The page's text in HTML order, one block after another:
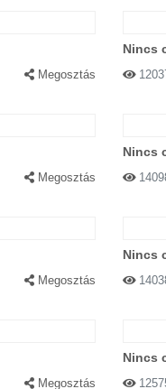
Megosztás
Nincs
Megosztás
Nincs
Megosztás
Nincs
Megosztás
Nincs